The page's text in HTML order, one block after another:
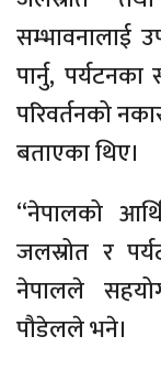
सम्भावनालाई
पार्नु,
परिवर्तनको
बताएका थिए।
“नेपालको
जलस्रोत र
नेपालले
पौडेलले भने।